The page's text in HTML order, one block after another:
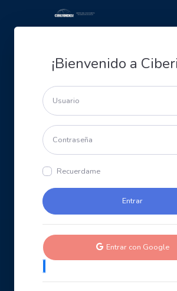
¡Bienvenido a
Recuerdame
Entrar con Google